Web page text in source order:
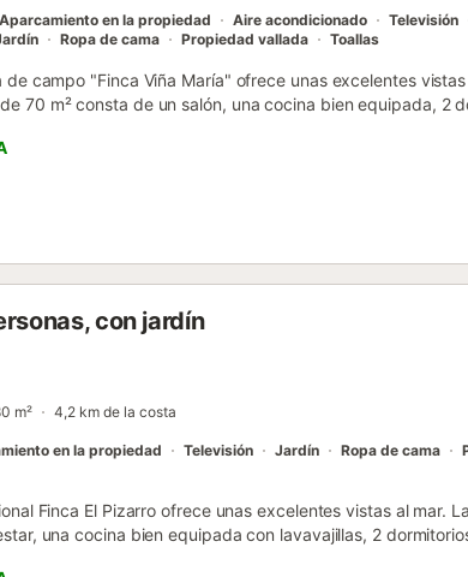
Aparcamiento en la propiedad Aire acondicionado
Televisión
Ropa de cama Propiedad vallada Toallas
de campo "Finca Viña María" ofrece unas excelentes
70 m² consta de un salón, una cocina bien equipada, 2
con un espacio dedicado para teletrabajar,
hay una mesa de ping-pong disponible. También se puede
toallas de playa y piscina. La zona exterior privada
Hay 2 plazas de parking disponibles en la
con jardín
m² 4,2 km de la costa
en la propiedad Televisión Jardín Ropa de cama
Finca El Pizarro ofrece unas excelentes vistas al mar.
una cocina bien equipada con lavavajillas, 2